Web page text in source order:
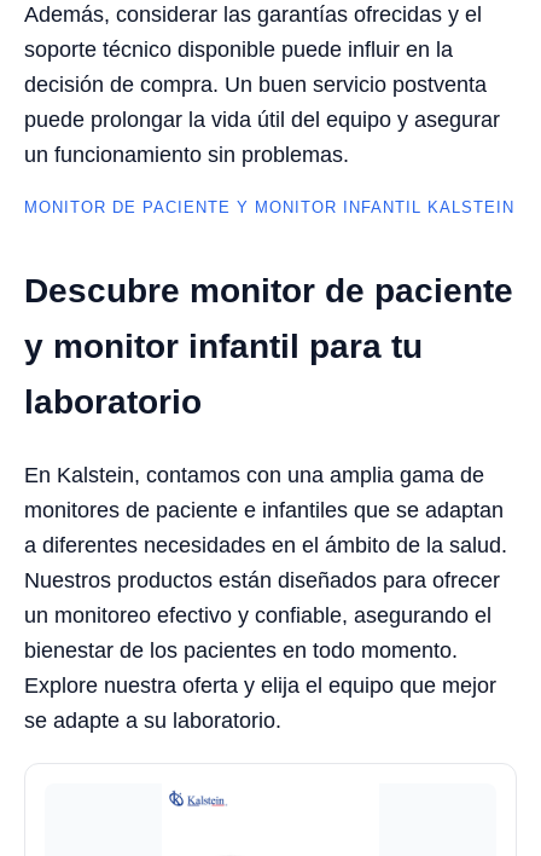
Además, considerar las garantías ofrecidas y el
soporte técnico disponible puede influir en la
decisión de compra. Un buen servicio postventa
puede prolongar la vida útil del equipo y asegurar
un funcionamiento sin problemas.
MONITOR DE PACIENTE Y MONITOR INFANTIL KALSTEIN
Descubre monitor de paciente
y monitor infantil para tu
laboratorio
En Kalstein, contamos con una amplia gama de
monitores de paciente e infantiles que se adaptan
a diferentes necesidades en el ámbito de la salud.
Nuestros productos están diseñados para ofrecer
un monitoreo efectivo y confiable, asegurando el
bienestar de los pacientes en todo momento.
Explore nuestra oferta y elija el equipo que mejor
se adapte a su laboratorio.